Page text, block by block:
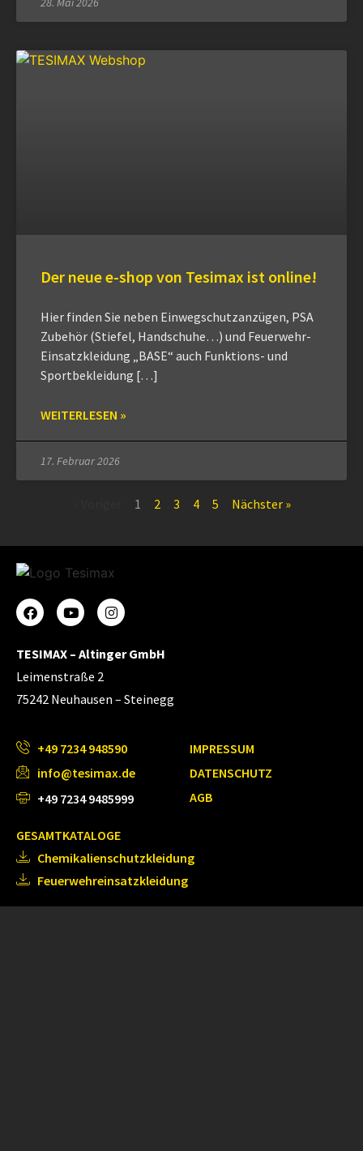
Der neue e-shop von Tesimax ist online!
Hier finden Sie neben Einwegschutzanzügen, PSA
Zubehör (Stiefel, Handschuhe…) und Feuerwehr-
Einsatzkleidung „BASE“ auch Funktions- und
Sportbekleidung […]
WEITERLESEN »
17. Februar 2026
1 2 3 4 5 Nächster »
TESIMAX – Altinger GmbH
Leimenstraße 2
75242 Neuhausen – Steinegg
+49 7234 948590
info@tesimax.de
+49 7234 9485999
IMPRESSUM
DATENSCHUTZ
AGB
GESAMTKATALOGE
Chemikalienschutzkleidung
Feuerwehreinsatzkleidung